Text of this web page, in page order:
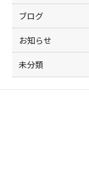
ブログ
お知らせ
未分類